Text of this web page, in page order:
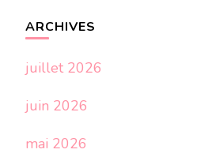
ARCHIVES
juillet 2026
juin 2026
mai 2026